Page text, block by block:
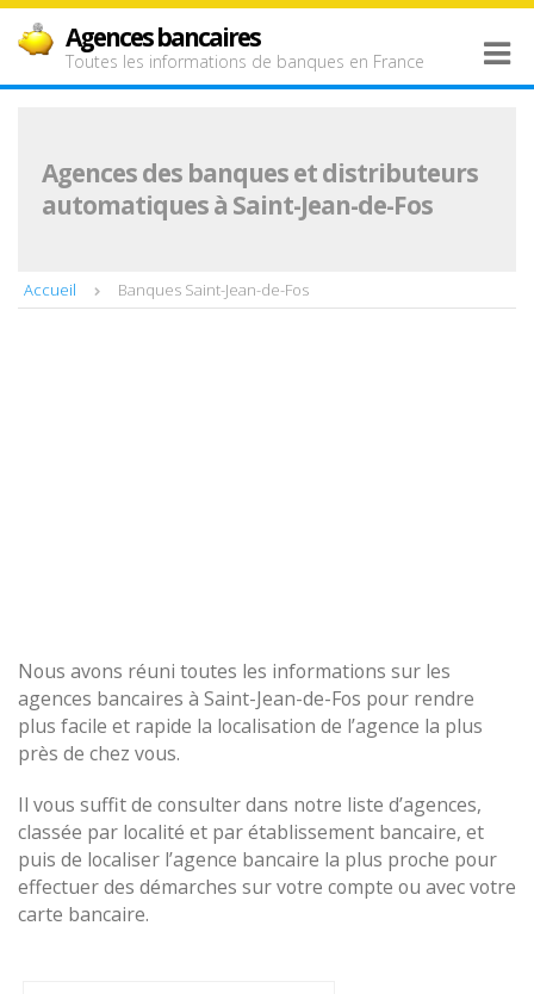
Agences bancaires
Toutes les informations de banques en France
Agences des banques et distributeurs
automatiques à Saint-Jean-de-Fos
Accueil Banques Saint-Jean-de-Fos
Nous avons réuni toutes les informations sur les
agences bancaires à Saint-Jean-de-Fos pour rendre
plus facile et rapide la localisation de l’agence la plus
près de chez vous.
Il vous suffit de consulter dans notre liste d’agences,
classée par localité et par établissement bancaire, et
puis de localiser l’agence bancaire la plus proche pour
effectuer des démarches sur votre compte ou avec votre
carte bancaire.